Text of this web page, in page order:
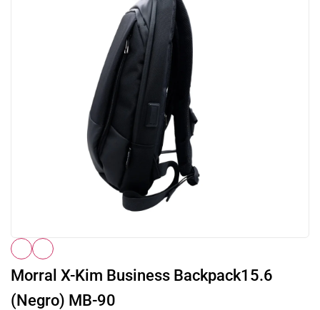
Morral X-Kim Business Backpack15.6
(Negro) MB-90